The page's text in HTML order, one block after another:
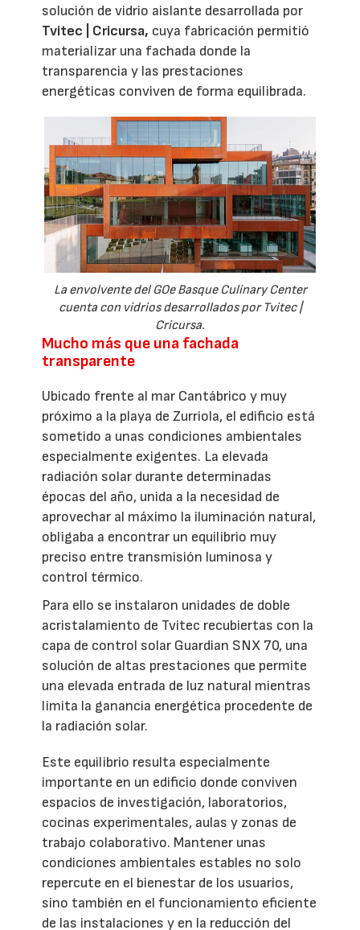
solución de vidrio aislante desarrollada por
Tvitec | Cricursa, cuya fabricación permitió
materializar una fachada donde la
transparencia y las prestaciones
energéticas conviven de forma equilibrada.
La envolvente del GOe Basque Culinary Center
cuenta con vidrios desarrollados por Tvitec |
Cricursa.
Mucho más que una fachada
transparente
Ubicado frente al mar Cantábrico y muy
próximo a la playa de Zurriola, el edificio está
sometido a unas condiciones ambientales
especialmente exigentes. La elevada
radiación solar durante determinadas
épocas del año, unida a la necesidad de
aprovechar al máximo la iluminación natural,
obligaba a encontrar un equilibrio muy
preciso entre transmisión luminosa y
control térmico.
Para ello se instalaron unidades de doble
acristalamiento de Tvitec recubiertas con la
capa de control solar Guardian SNX 70, una
solución de altas prestaciones que permite
una elevada entrada de luz natural mientras
limita la ganancia energética procedente de
la radiación solar.
Este equilibrio resulta especialmente
importante en un edificio donde conviven
espacios de investigación, laboratorios,
cocinas experimentales, aulas y zonas de
trabajo colaborativo. Mantener unas
condiciones ambientales estables no solo
repercute en el bienestar de los usuarios,
sino también en el funcionamiento eficiente
de las instalaciones y en la reducción del